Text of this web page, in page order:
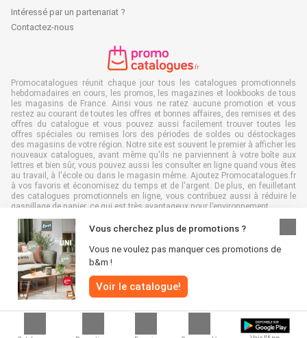
Vous cherchez plus de promotions ?
Vous ne voulez pas manquer ces promotions de
b&m !
Voir le catalogue!
Intéressé par un partenariat ?
Contactez-nous
Promocatalogues réunit chaque jour tous les catalogues promotionnels
hebdomadaires en cours, les promos, les magazines et lookbooks de tous
les magasins de France. Ainsi vous ne ratez aucune promotion et vous
restez au courant de toutes les offres et bonnes affaires, des remises et des
offres du catalogue et vous pouvez aussi facilement trouver toutes les
offres spéciales ou remises lors des périodes de soldes ou déstockages
des magasins de votre région. Notre site est souvent le premier à afficher les
nouveaux catalogues, avant même qu'ils ne parviennent à votre boîte aux
lettres et bien sûr, vous pouvez aussi les consulter en ligne quand vous êtes
au travail, à l'école ou dans le magasin même. Ajoutez Promocatalogues.fr
à vos favoris et économisez du temps et de l'argent. De plus, en feuilletant
des catalogues promotionnels en ligne, vous contribuez aussi à réduire le
gaspillage de papier, ce qui est très avantageux pour l’environnement.
Tous droits réservés & copie : Promocatalogues.fr 2026 |
responsabilité|Conditions générales |Politique de confidentialité
relative aux cookies